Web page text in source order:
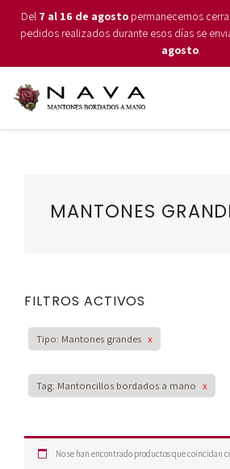
Del 7 al 16 de agostopermanecemos
pedidos realizados durante esos días se
agosto.
MANTONES
FILTROS ACTIVOS
Tipo: Mantones grandes x
Tag: Mantoncillos bordados a mano x
No se han encontrado productos que coincidan